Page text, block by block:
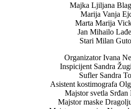
Majka Ljiljana
Marija Vanja
Marta Marija
Jan Mihailo
Stari Milan
Organizator Ivana
Inspicijent Sandra
Sufler Sandra
Asistent kostimografa
Majstor svetla
Majstor maske